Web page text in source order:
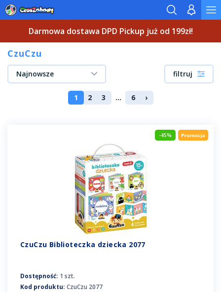
Darmowa dostawa DPD Pickup już od 199zł!
CzuCzu
Najnowsze filtruj
1 2 3 ... 6 ›
-45%
CzuCzu Biblioteczka dziecka 2077
Dostępność: 1 szt.
Kod produktu: CzuCzu 2077